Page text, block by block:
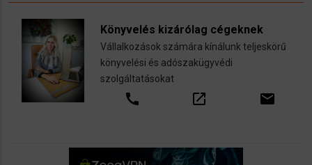
Könyvelés kizárólag cégeknek
Vállalkozások számára kínálunk teljeskörű
könyvelési és adószakügyvédi
szolgáltatásokat
call open_in_new email